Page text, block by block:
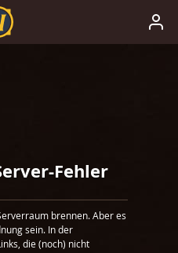
Fehler
brennen. Aber es
sein. In der
die (noch) nicht